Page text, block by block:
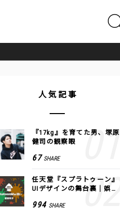
人気記事
『17kg』を育てた男、塚原
健司の観察眼
67 SHARE
任天堂『スプラトゥーン』
UIデザインの舞台裏｜娯楽
994 SHARE